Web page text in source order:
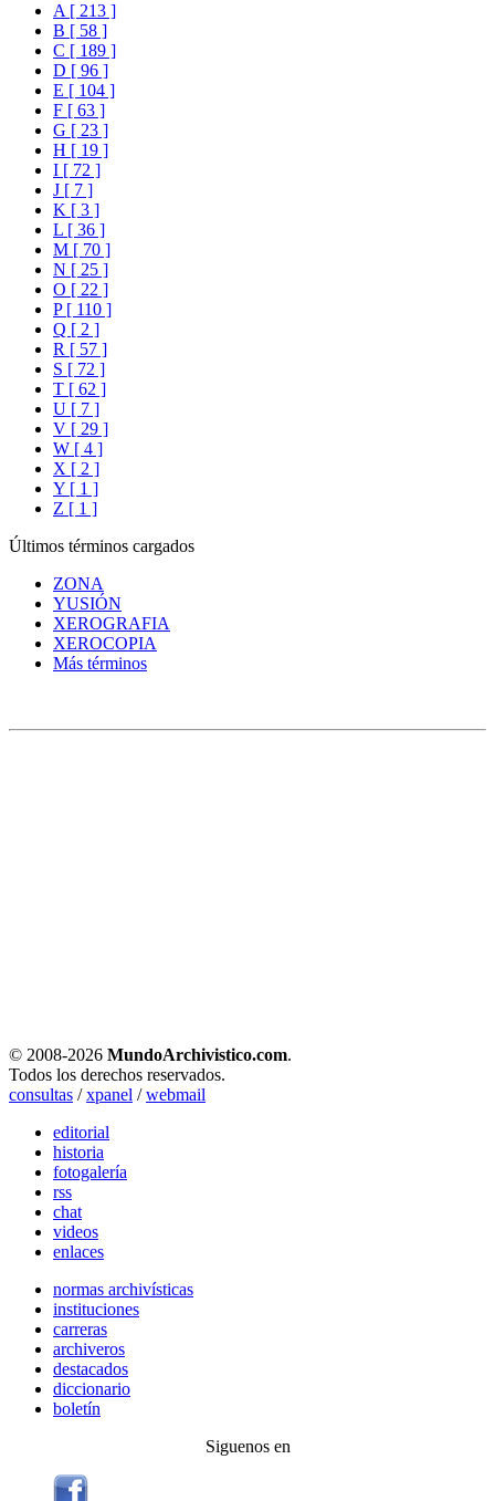
A [ 213 ]
B [ 58 ]
C [ 189 ]
D [ 96 ]
E [ 104 ]
F [ 63 ]
G [ 23 ]
H [ 19 ]
I [ 72 ]
J [ 7 ]
K [ 3 ]
L [ 36 ]
M [ 70 ]
N [ 25 ]
O [ 22 ]
P [ 110 ]
Q [ 2 ]
R [ 57 ]
S [ 72 ]
T [ 62 ]
U [ 7 ]
V [ 29 ]
W [ 4 ]
X [ 2 ]
Y [ 1 ]
Z [ 1 ]
Últimos términos cargados
ZONA
YUSIÓN
XEROGRAFIA
XEROCOPIA
Más términos
© 2008-2026 MundoArchivistico.com.
Todos los derechos reservados.
consultas /xpanel /webmail
editorial
historia
fotogalería
rss
chat
videos
enlaces
normas archivísticas
instituciones
carreras
archiveros
destacados
diccionario
boletín
Siguenos en